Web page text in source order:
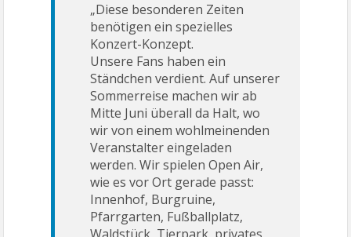
„Diese besonderen Zeiten
benötigen ein spezielles
Konzert-Konzept.
Unsere Fans haben ein
Ständchen verdient. Auf unserer
Sommerreise machen wir ab
Mitte Juni überall da Halt, wo
wir von einem wohlmeinenden
Veranstalter eingeladen
werden. Wir spielen Open Air,
wie es vor Ort gerade passt:
Innenhof, Burgruine,
Pfarrgarten, Fußballplatz,